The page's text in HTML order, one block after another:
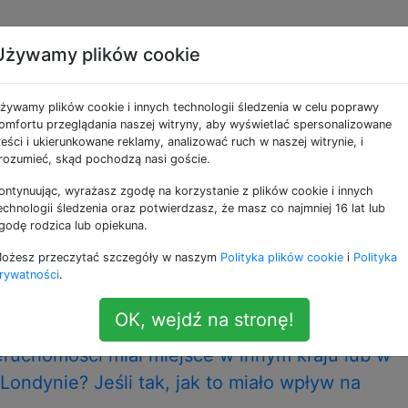
jako economic-
domu taniej niż za to, jakie to miałoby
na zasadach odpowiedzi i dziś używam Skandynawii
o który pytam. Mieszkam w Skandynawii, gdzie
już od ćwierć wieku. Gospodarstwa domowe są
Głównie w postaci pożyczek mieszkaniowych. Jeśli bańka
miał miejsce w innym kraju lub w
Jeśli tak, jak to miało wpływ na
plików cookie
plików cookie i innych technologii śledzenia w celu poprawy
przeglądania naszej witryny, aby wyświetlać spersonalizowane
i ukierunkowane reklamy, analizować ruch w naszej witrynie, i
skąd pochodzą nasi goście.
wyrażasz zgodę na korzystanie z plików cookie i innych
śledzenia oraz potwierdzasz, że masz co najmniej 16 lat lub
rodzica lub opiekuna.
przeczytać szczegóły w naszym Polityka plików cookie i Polityka
.
OK, wejdź na stronę!